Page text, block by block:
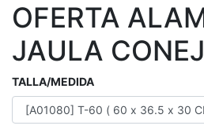
OFERTA
JAULA
TALLA/MEDIDA